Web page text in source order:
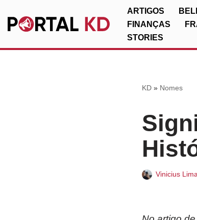
Pular
ARTIGOS
FINANÇAS
STORIES
KD» Nomes
Vinicius Lima